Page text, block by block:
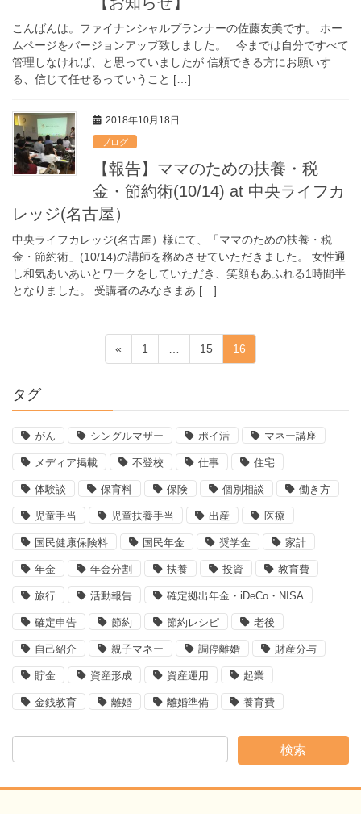
こんばんは。ファイナンシャルプランナーの佐藤友美です。 ホー
ムページをバージョンアップ致しました。 今までは自分ですべて
管理しなければ、と思っていましたが 信頼できる方にお願いす
る、信じて任せるっていうこと […]
2018年10月18日
ブログ
【報告】ママのための扶養・税
金・節約術(10/14) at 中央ライフカ
レッジ(名古屋）
中央ライフカレッジ(名古屋）様にて、「ママのための扶養・税
金・節約術」(10/14)の講師を務めさせていただきました。 女性通
し和気あいあいとワークをしていただき、笑顔もあふれる1時間半
となりました。 受講者のみなさまあ […]
の
ペ
ー
ジ
送
り
«
固
定
1
固
定
15
固
定
16
タグ
がん シングルマザー ポイ活 マネー講座
メディア掲載 不登校 仕事 住宅
体験談 保育料 保険 個別相談 働き方
児童手当 児童扶養手当 出産 医療
国民健康保険料 国民年金 奨学金 家計
年金 年金分割 扶養 投資 教育費
旅行 活動報告 確定拠出年金・iDeCo・NISA
確定申告 節約 節約レシピ 老後
自己紹介 親子マネー 調停離婚 財産分与
貯金 資産形成 資産運用 起業
金銭教育 離婚 離婚準備 養育費